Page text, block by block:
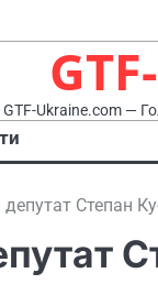
GTF-Ukraine.com —
Степан